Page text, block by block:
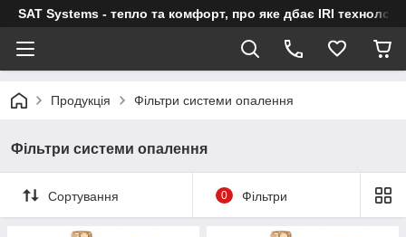
SAT Systems - тепло та комфорт, про яке дбає IRI технологія
Продукція Фільтри системи опалення
Фільтри системи опалення
Сортування 0 Фільтри